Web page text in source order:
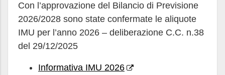
Con l’approvazione del Bilancio di Previsione
2026/2028 sono state confermate le aliquote
IMU per l’anno 2026 – deliberazione C.C. n.38
del 29/12/2025
Informativa IMU 2026